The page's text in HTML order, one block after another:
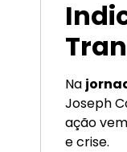
Na
Joseph
ação
e crise.